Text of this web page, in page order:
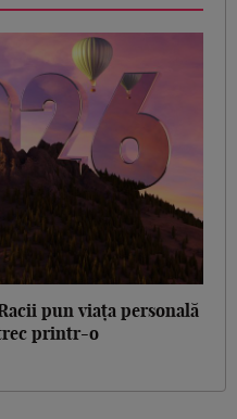
pun viața personală
printr-o